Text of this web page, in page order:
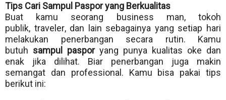
Tips Cari Sampul Paspor yang Berkualitas
Buat kamu seorang business man, tokoh
publik, traveler, dan lain sebagainya yang setiap hari
melakukan penerbangan secara rutin. Kamu
butuh sampul paspor yang punya kualitas oke dan
enak jika dilihat. Biar penerbangan juga makin
semangat dan professional. Kamu bisa pakai tips
berikut ini: